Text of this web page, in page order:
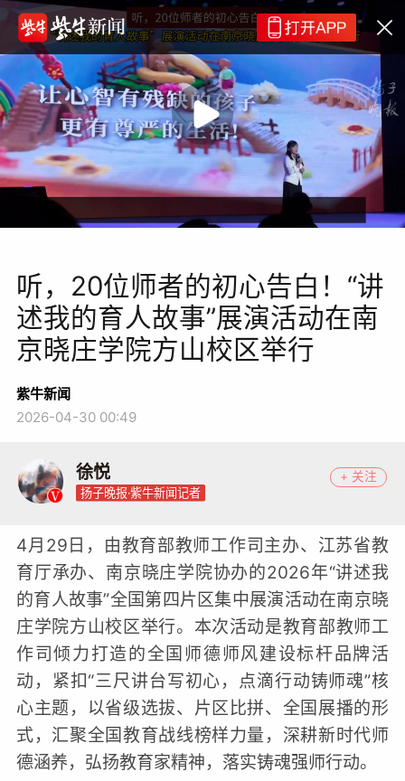
听，20位师者的初心告白！“讲
述我的育人故事”展演活动在南
京晓庄学院方山校区举行
紫牛新闻
2026-04-30 00:49
徐悦
扬子晚报·紫牛新闻记者
+ 关注
4月29日，由教育部教师工作司主办、江苏省教
育厅承办、南京晓庄学院协办的2026年“讲述我
的育人故事”全国第四片区集中展演活动在南京晓
庄学院方山校区举行。本次活动是教育部教师工
作司倾力打造的全国师德师风建设标杆品牌活
动，紧扣“三尺讲台写初心，点滴行动铸师魂”核
心主题，以省级选拔、片区比拼、全国展播的形
式，汇聚全国教育战线榜样力量，深耕新时代师
德涵养，弘扬教育家精神，落实铸魂强师行动。